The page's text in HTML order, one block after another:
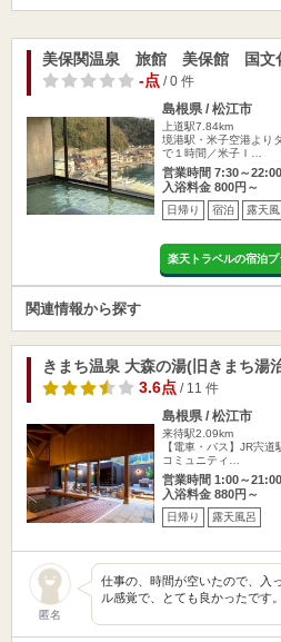
美保関温泉 旅館 美保館 国文
-点/ 0 件
島根県 / 松江市
上道駅7.84km
境港駅・米子空港より
で１時間／米子Ｉ…
営業時間 7:30～22:00
入浴料金 800円～
日帰り 宿泊 露天風
楽天トラベルの宿泊プ
関連情報から探す
きまち温泉 大森の湯(旧きまち湯
3.6点/ 11 件
島根県 / 松江市
来待駅2.09km
【電車・バス】JR宍
コミュニティ…
営業時間 1:00～21:00
入浴料金 880円～
日帰り 露天風呂
匿名
仕事の、時間が空いたので、入
ル感覚で、とても良かったです